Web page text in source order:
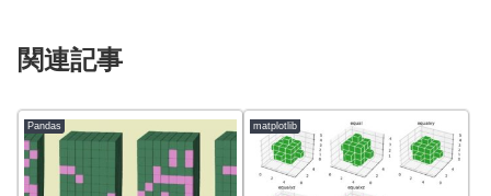
関連記事
Pandas matplotlib